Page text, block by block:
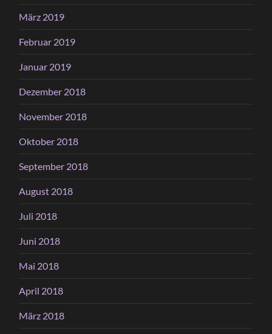
März 2019
Februar 2019
Januar 2019
Dezember 2018
November 2018
Oktober 2018
September 2018
August 2018
Juli 2018
Juni 2018
Mai 2018
April 2018
März 2018